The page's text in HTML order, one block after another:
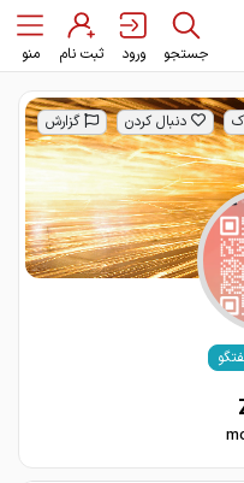
جستجو ورود ثبت نام منو
دنبال کردن گزارش